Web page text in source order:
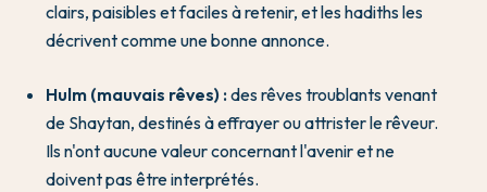
clairs, paisibles et faciles à retenir, et les hadiths les
décrivent comme une bonne annonce.
Hulm (mauvais rêves) :des rêves troublants venant
de Shaytan, destinés à effrayer ou attrister le rêveur.
Ils n'ont aucune valeur concernant l'avenir et ne
doivent pas être interprétés.